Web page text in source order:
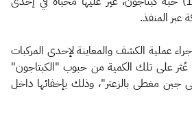
عبر المنفذ.
عملية الكشف والمعاينة لإحدى المركبات
عُثر على تلك الكمية من حبوب "الكبتاجون"
مغطى بالزعتر"، وذلك بإخفائها داخل